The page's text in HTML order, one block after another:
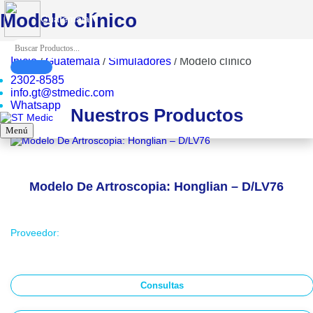
Guatemala ▼
2302-8585
info.gt@stmedic.com
Whatsapp
Menú
Modelo clínico
Inicio/Guatemala / Simuladores / Modelo clínico
Nuestros Productos
Modelo De Artroscopia: Honglian – D/LV76
Proveedor:
Consultas